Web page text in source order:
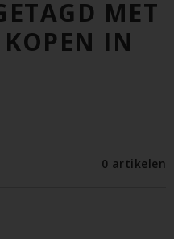
MET
IN
0 artikelen